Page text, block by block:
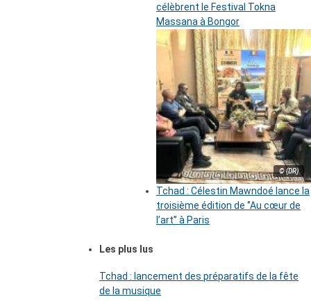
célèbrent le Festival Tokna
Massana à Bongor
© (DR)
Tchad : Célestin Mawndoé lance la
troisième édition de ‘’Au cœur de
l’art’’ à Paris
Les plus lus
Tchad : lancement des préparatifs de la fête
de la musique